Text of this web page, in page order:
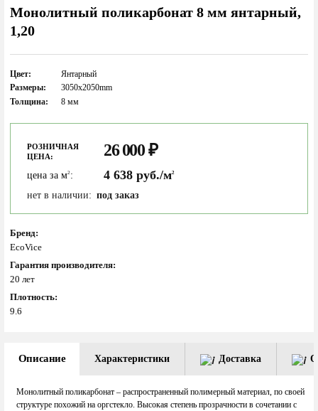
Монолитный поликарбонат 8 мм янтарный,
1,20
Цвет:
Янтарный
Размеры:
3050x2050mm
Толщина:
8 мм
РОЗНИЧНАЯ
ЦЕНА:
26 000₽
цена за м2 : 4 638 руб./м2
нет в наличии: под заказ
Бренд:
EcoVice
Гарантия производителя:
20 лет
Плотность:
9.6
Описание Характеристики Доставка
Монолитный поликарбонат – распространенный полимерный материал, по своей
структуре похожий на оргстекло. Высокая степень прозрачности в сочетании с